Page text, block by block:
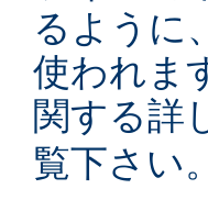
るように
使われま
関する詳
覧下さい。